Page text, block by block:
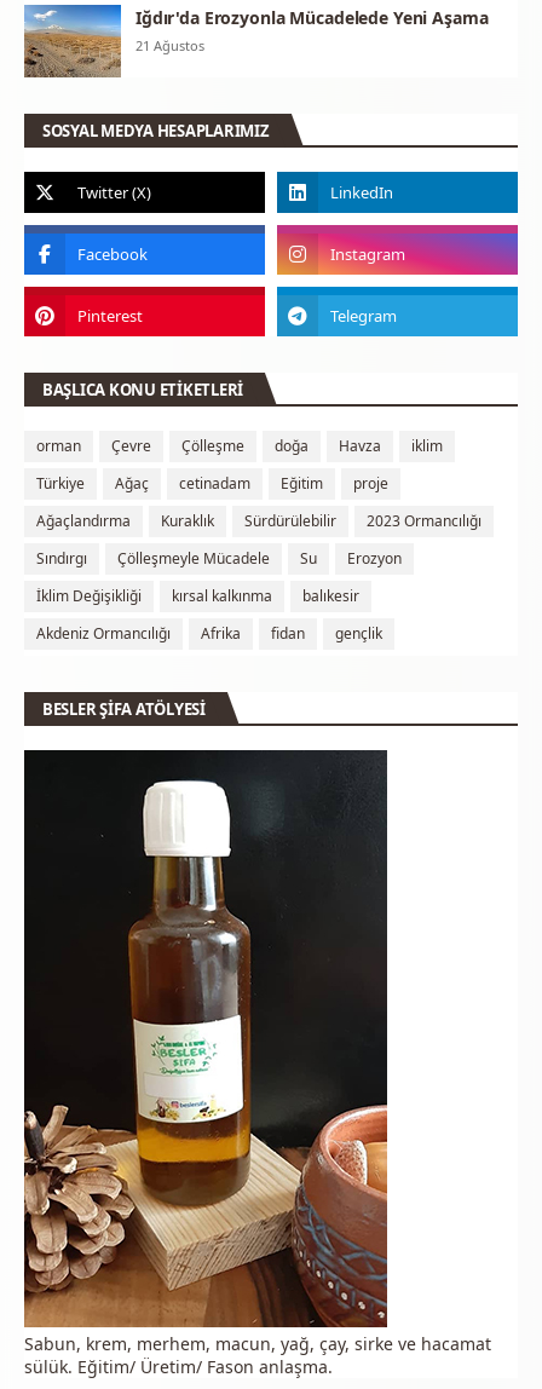
Iğdır'da Erozyonla Mücadelede Yeni Aşama
21 Ağustos
SOSYAL MEDYA HESAPLARIMIZ
BAŞLICA KONU ETİKETLERİ
orman Çevre Çölleşme doğa Havza
iklim
Türkiye
Ağaç cetinadam Eğitim
proje
Ağaçlandırma
Kuraklık Sürdürülebilir
2023 Ormancılığı
Sındırgı
Çölleşmeyle Mücadele Su
Erozyon
İklim Değişikliği
kırsal kalkınma
balıkesir
Akdeniz Ormancılığı
Afrika fidan gençlik
BESLER ŞİFA ATÖLYESİ
Sabun, krem, merhem, macun, yağ, çay, sirke ve hacamat
sülük. Eğitim/ Üretim/ Fason anlaşma.